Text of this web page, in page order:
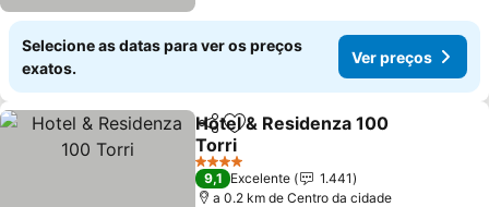
Selecione as datas para ver os preços
exatos.
Ver preços
PartilharAdicionar aos favoritos
Hotel & Residenza 100
Torri
Ver preços
4 Estrelas
9,1 Excelente
1.441
a 0.2 km de Centro da cidade